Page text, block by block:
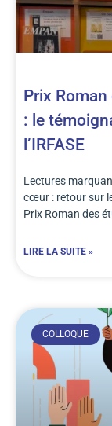
Prix
: le
l’IRFASE
Lectures
cœur : retour sur
Prix Roman des
LIRE LA SUITE »
COLLOQUE